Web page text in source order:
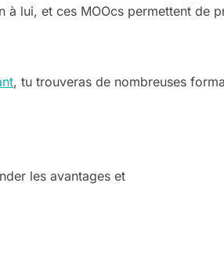
à lui, et ces MOOcs permettent de
, tu trouveras de nombreuses
les avantages et